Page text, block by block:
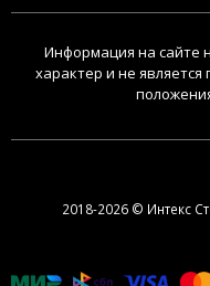
Информация на сайте
характер и не
2018-2026 © Интекс